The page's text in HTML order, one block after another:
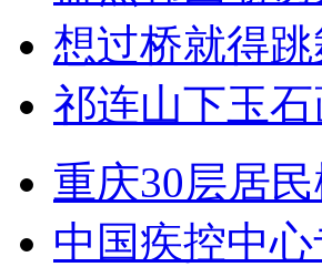
想过桥就得
祁连山下玉
重庆30层居
中国疾控中